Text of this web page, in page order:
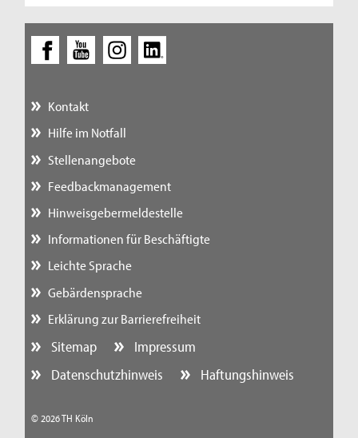
Kontakt
Hilfe im Notfall
Stellenangebote
Feedbackmanagement
Hinweisgebermeldestelle
Informationen für Beschäftigte
Leichte Sprache
Gebärdensprache
Erklärung zur Barrierefreiheit
Sitemap
Impressum
Datenschutzhinweis
Haftungshinweis
© 2026 TH Köln